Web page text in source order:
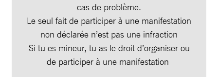
cas de problème.
Le seul fait de participer à une manifestation
non déclarée n’est pas une infraction
Si tu es mineur, tu as le droit d’organiser ou
de participer à une manifestation